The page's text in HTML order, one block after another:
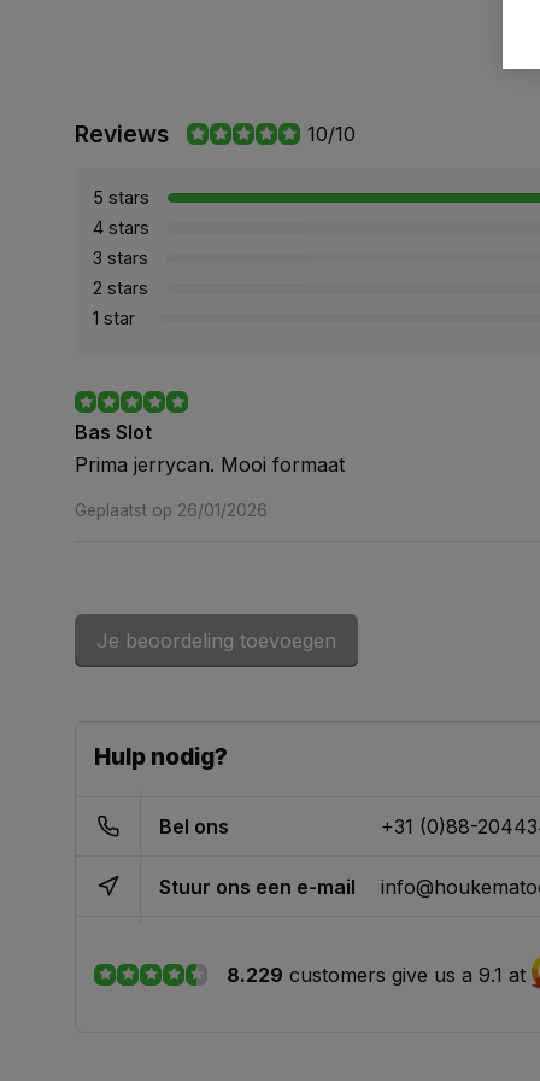
Reviews 10/10
5 stars
4 stars
3 stars
2 stars
1 star
Bas Slot
Prima jerrycan. Mooi formaat
Geplaatst op 26/01/2026
Je beoordeling toevoegen
Hulp nodig?
Bel ons +31 (0)88-
Stuur ons een e-mail
8.229 customers give us a 9.1 at